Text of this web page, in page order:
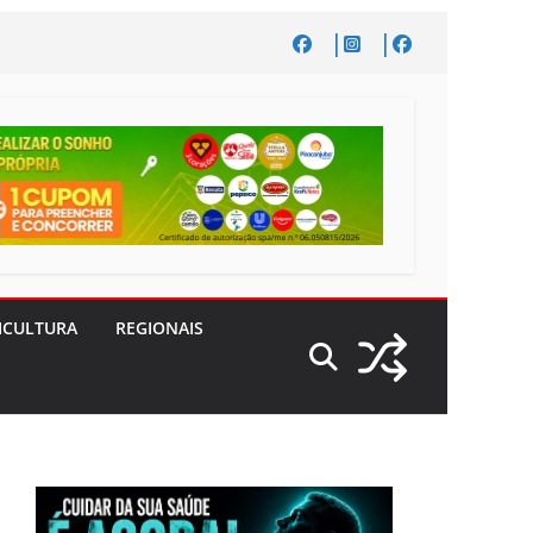
REGIONAIS